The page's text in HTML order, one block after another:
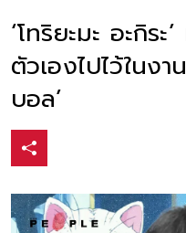
‘โทริยะมะ อะกิร
ตัวเองไปไว้ในง
บอล’